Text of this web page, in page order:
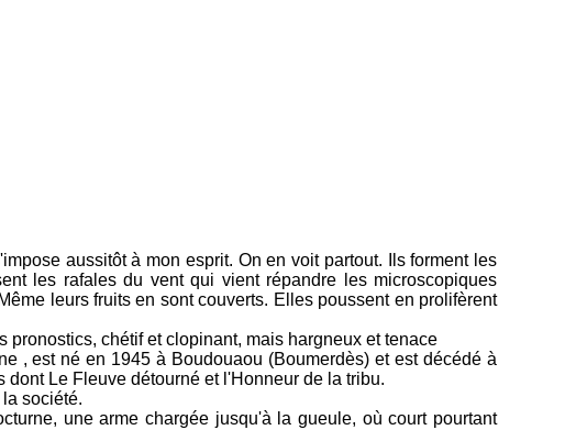
aussitôt à mon esprit. On en voit partout. Ils forment les
les rafales du vent qui vient répandre les microscopiques
leurs fruits en sont couverts. Elles poussent en prolifèrent
chétif et clopinant, mais hargneux et tenace
, est né en 1945 à Boudouaou (Boumerdès) et est décédé à
Le Fleuve détourné et l'Honneur de la tribu.
société.
une arme chargée jusqu'à la gueule, où court pourtant